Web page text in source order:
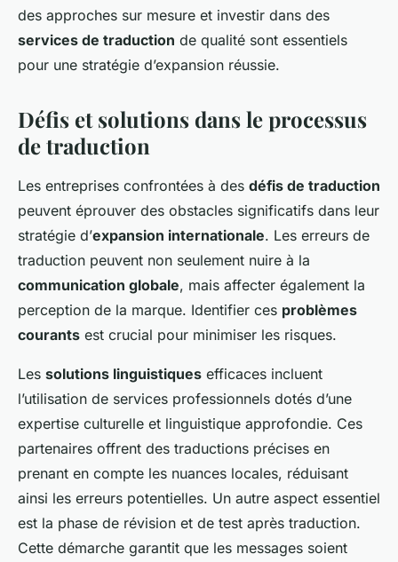
des approches sur mesure et investir dans des
services de traduction de qualité sont essentiels
pour une stratégie d’expansion réussie.
Défis et solutions dans le processus
de traduction
Les entreprises confrontées à des défis de traduction
peuvent éprouver des obstacles significatifs dans leur
stratégie d’expansion internationale. Les erreurs de
traduction peuvent non seulement nuire à la
communication globale, mais affecter également la
perception de la marque. Identifier ces problèmes
courants est crucial pour minimiser les risques.
Les solutions linguistiques efficaces incluent
l’utilisation de services professionnels dotés d’une
expertise culturelle et linguistique approfondie. Ces
partenaires offrent des traductions précises en
prenant en compte les nuances locales, réduisant
ainsi les erreurs potentielles. Un autre aspect essentiel
est la phase de révision et de test après traduction.
Cette démarche garantit que les messages soient